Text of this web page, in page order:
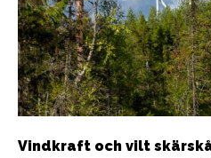
Vindkraft och vilt